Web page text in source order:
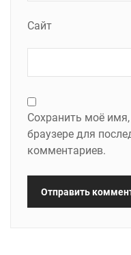
Сайт
Сохранить моё
браузере для
комментариев.